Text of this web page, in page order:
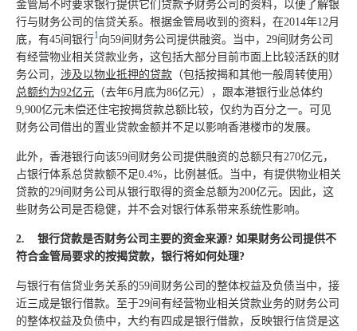
金管局不时要求银行提供它们贷款予财务公司的资料，以便了解银
行与财务公司的信贷关系。根据金管局收到的资料，在2014年12月
底，有45间银行1向59间财务公司提供融资。当中，29间财务公司
有经营物业相关贷款业务，这包括大部分目前市面上比较活跃的财
务公司， 涉及以物业抵押的贷款 （包括按揭和其他一般周转使用）
总额约为92亿元 （去年6月底为86亿元），跟本港银行业总体约
9,900亿元未偿还住宅按揭贷款总额比较，仅约为百分之一。可见
财务公司借出的置业贷款金额并不足以影响香港楼市的发展。
此外，香港银行向该59间财务公司提供融资的总额只有270亿元，
占银行体系总贷款额不足0.4%，比例甚低。当中，有提供物业相关
贷款的29间财务公司从银行取得的资金总额为200亿元。因此，这
些财务公司是否稳健，并不会对银行体系带来系统性影响。
2. 银行贷款是否财务公司主要的资金来源? 如果财务公司提供不
符合金管局要求的按揭贷款，银行将如何处理?
与银行有信贷业务关系的59间财务公司的整体权益及负债当中，接
近三成是银行借款。至于29间有经营物业相关贷款业务的财务公司
的整体权益及负债中，大约有四成是银行借款，反映银行信贷是这